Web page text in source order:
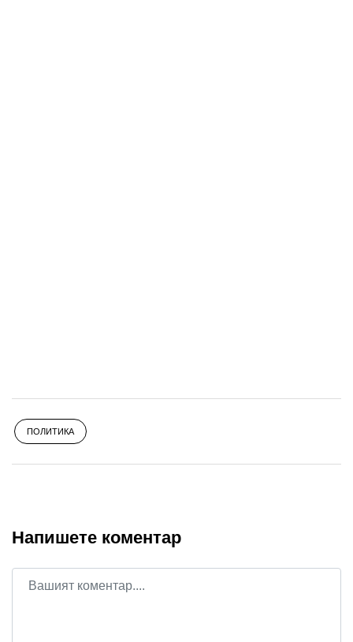
ПОЛИТИКА
Напишете коментар